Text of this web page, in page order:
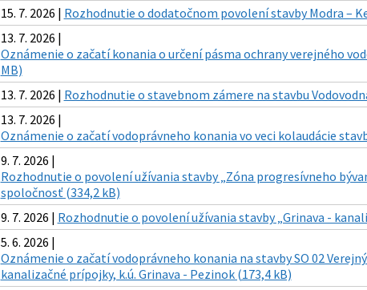
15. 7. 2026 | Rozhodnutie o dodatočnom povolení stavby Modra –
13. 7. 2026 |
Oznámenie o začatí konania o určení pásma ochrany verejného
MB)
13. 7. 2026 | Rozhodnutie o stavebnom zámere na stavbu
13. 7. 2026 |
Oznámenie o začatí vodoprávneho konania vo veci kolaudácie
9. 7. 2026 |
Rozhodnutie o povolení užívania stavby „Zóna progresívneho
spoločnosť (334,2 kB)
9. 7. 2026 | Rozhodnutie o povolení užívania stavby „Grinava -
5. 6. 2026 |
Oznámenie o začatí vodoprávneho konania na stavby SO 02
kanalizačné prípojky, k.ú. Grinava - Pezinok (173,4 kB)